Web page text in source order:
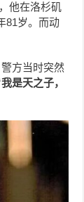
他在洛杉矶
81岁。而动
方当时突然
我是天之子，